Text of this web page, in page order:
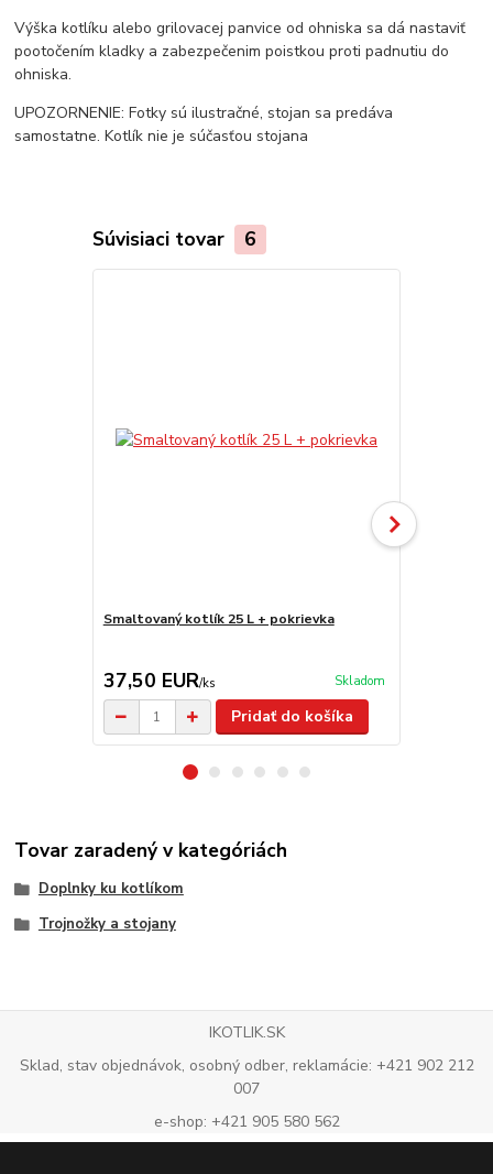
Výška kotlíku alebo grilovacej panvice od ohniska sa dá nastaviť
pootočením kladky a zabezpečenim poistkou proti padnutiu do
ohniska.
UPOZORNENIE: Fotky sú ilustračné, stojan sa predáva
samostatne. Kotlík nie je súčasťou stojana
Súvisiaci tovar 6
Smaltovaný kotlík 25 L + pokrievka
37,50 EUR/ks Skladom
Pridať do košíka
Tovar zaradený v kategóriách
Doplnky ku kotlíkom
Trojnožky a stojany
IKOTLIK.SK
Sklad, stav objednávok, osobný odber, reklamácie: +421 902 212
007
e-shop: +421 905 580 562